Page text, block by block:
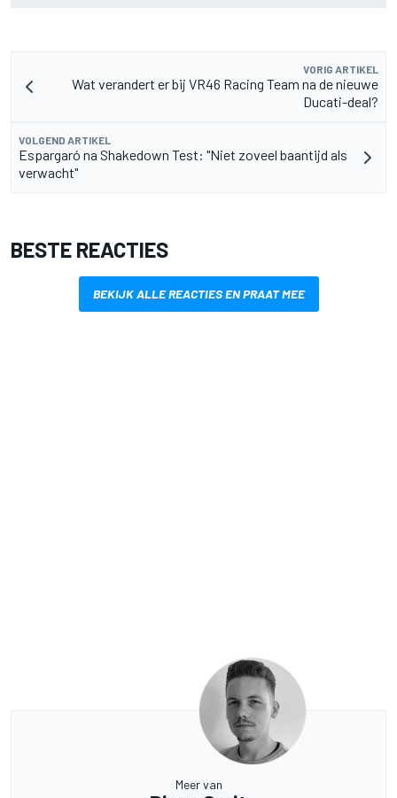
VORIG ARTIKEL
Wat verandert er bij VR46 Racing Team na de nieuwe
Ducati-deal?
VOLGEND ARTIKEL
Espargaró na Shakedown Test: "Niet zoveel baantijd als
verwacht"
BESTE REACTIES
BEKIJK ALLE REACTIES EN PRAAT MEE
Meer van